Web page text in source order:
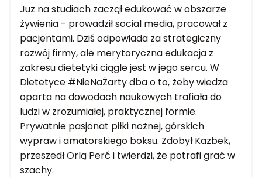
Już na studiach zaczął edukować w obszarze
żywienia - prowadził social media, pracował z
pacjentami. Dziś odpowiada za strategiczny
rozwój firmy, ale merytoryczna edukacja z
zakresu dietetyki ciągle jest w jego sercu. W
Dietetyce #NieNaŻarty dba o to, żeby wiedza
oparta na dowodach naukowych trafiała do
ludzi w zrozumiałej, praktycznej formie.
Prywatnie pasjonat piłki nożnej, górskich
wypraw i amatorskiego boksu. Zdobył Kazbek,
przeszedł Orlą Perć i twierdzi, że potrafi grać w
szachy.